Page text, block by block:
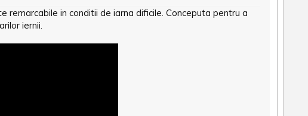
in conditii de iarna dificile. Conceputa pentru a
iernii.